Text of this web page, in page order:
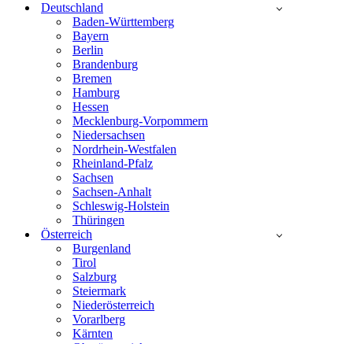
Deutschland
Baden-Württemberg
Bayern
Berlin
Brandenburg
Bremen
Hamburg
Hessen
Mecklenburg-Vorpommern
Niedersachsen
Nordrhein-Westfalen
Rheinland-Pfalz
Sachsen
Sachsen-Anhalt
Schleswig-Holstein
Thüringen
Österreich
Burgenland
Tirol
Salzburg
Steiermark
Niederösterreich
Vorarlberg
Kärnten